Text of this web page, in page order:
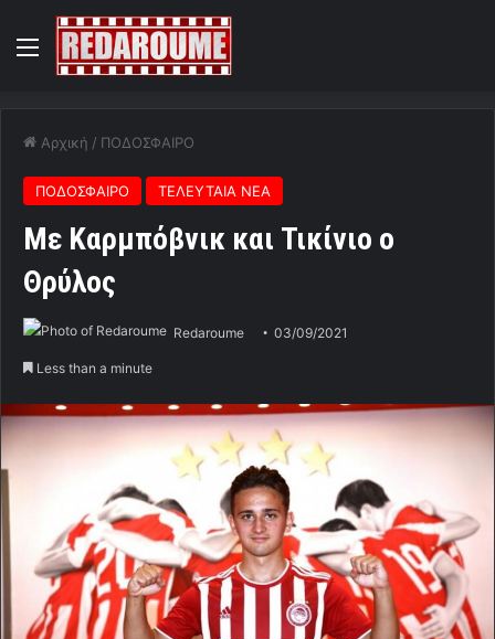
Menu
Αρχική / ΠΟΔΟΣΦΑΙΡΟ
ΠΟΔΟΣΦΑΙΡΟ ΤΕΛΕΥΤΑΙΑ ΝΕΑ
Με Καρμπόβνικ και Τικίνιο ο
Θρύλος
Redaroume 03/09/2021
Less than a minute